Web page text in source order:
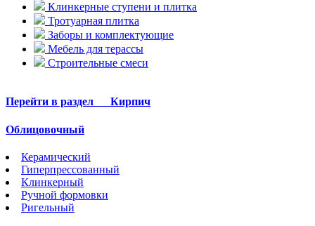
Клинкерные ступени и плитка
Тротуарная плитка
Заборы и комплектующие
Мебель для терассы
Строительные смеси
Перейти в раздел Кирпич
Облицовочный
Керамический
Гиперпрессованный
Клинкерный
Ручной формовки
Ригельный